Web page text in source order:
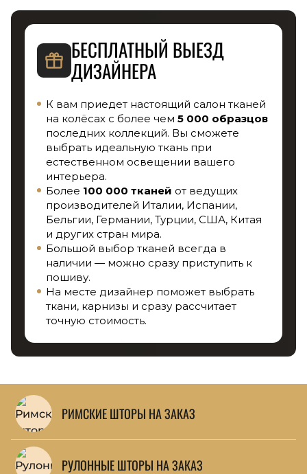
БЕСПЛАТНЫЙ ВЫЕЗД
ДИЗАЙНЕРА
К вам приедет настоящий салон тканей
на колёсах с более чем 5 000 образцов
последних коллекций. Вы сможете
выбрать идеальную ткань при
естественном освещении вашего
интерьера.
Более 100 000 тканей от ведущих
производителей Италии, Испании,
Бельгии, Германии, Турции, США, Китая
и других стран мира.
Большой выбор тканей всегда в
наличии — можно сразу приступить к
пошиву.
На месте дизайнер поможет выбрать
ткани, карнизы и сразу рассчитает
точную стоимость.
РИМСКИЕ ШТОРЫ НА ЗАКАЗ
РУЛОННЫЕ ШТОРЫ НА ЗАКАЗ